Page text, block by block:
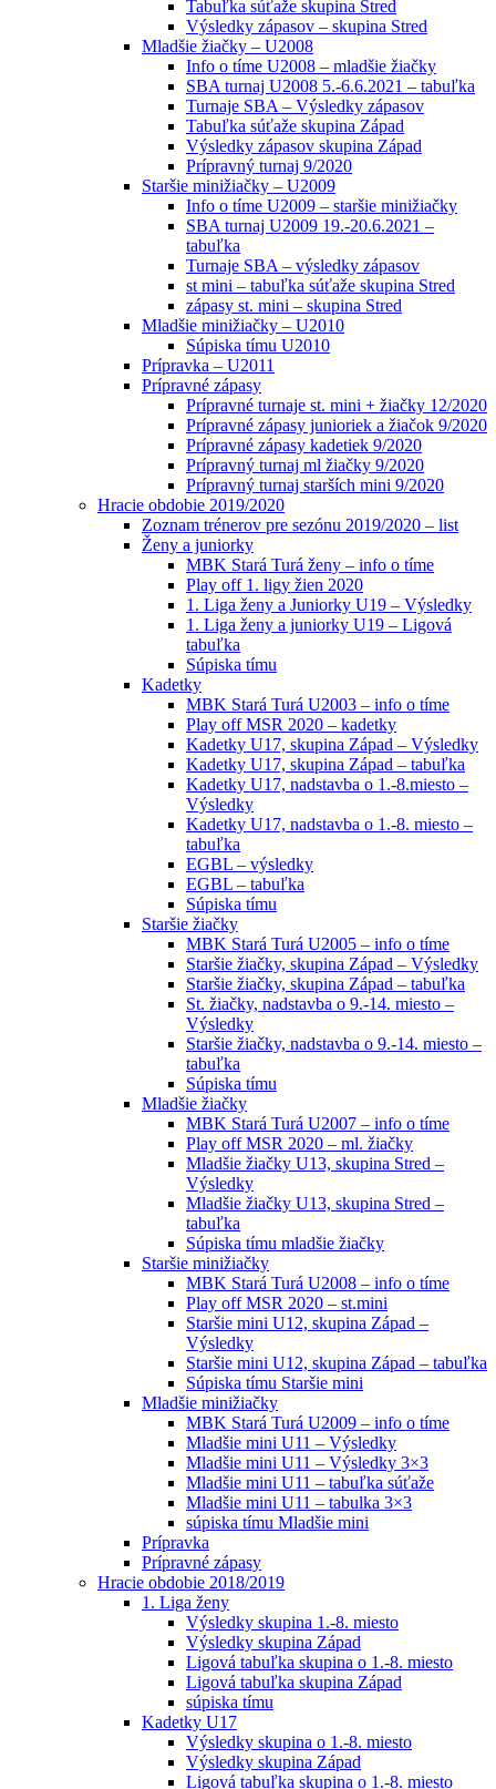
Tabuľka súťaže skupina Stred
Výsledky zápasov – skupina Stred
Mladšie žiačky – U2008
Info o tíme U2008 – mladšie žiačky
SBA turnaj U2008 5.-6.6.2021 – tabuľka
Turnaje SBA – Výsledky zápasov
Tabuľka súťaže skupina Západ
Výsledky zápasov skupina Západ
Prípravný turnaj 9/2020
Staršie minižiačky – U2009
Info o tíme U2009 – staršie minižiačky
SBA turnaj U2009 19.-20.6.2021 –
tabuľka
Turnaje SBA – výsledky zápasov
st mini – tabuľka súťaže skupina Stred
zápasy st. mini – skupina Stred
Mladšie minižiačky – U2010
Súpiska tímu U2010
Prípravka – U2011
Prípravné zápasy
Prípravné turnaje st. mini + žiačky 12/2020
Prípravné zápasy junioriek a žiačok 9/2020
Prípravné zápasy kadetiek 9/2020
Prípravný turnaj ml žiačky 9/2020
Prípravný turnaj starších mini 9/2020
Hracie obdobie 2019/2020
Zoznam trénerov pre sezónu 2019/2020 – list
Ženy a juniorky
MBK Stará Turá ženy – info o tíme
Play off 1. ligy žien 2020
1. Liga ženy a Juniorky U19 – Výsledky
1. Liga ženy a juniorky U19 – Ligová
tabuľka
Súpiska tímu
Kadetky
MBK Stará Turá U2003 – info o tíme
Play off MSR 2020 – kadetky
Kadetky U17, skupina Západ – Výsledky
Kadetky U17, skupina Západ – tabuľka
Kadetky U17, nadstavba o 1.-8.miesto –
Výsledky
Kadetky U17, nadstavba o 1.-8. miesto –
tabuľka
EGBL – výsledky
EGBL – tabuľka
Súpiska tímu
Staršie žiačky
MBK Stará Turá U2005 – info o tíme
Staršie žiačky, skupina Západ – Výsledky
Staršie žiačky, skupina Západ – tabuľka
St. žiačky, nadstavba o 9.-14. miesto –
Výsledky
Staršie žiačky, nadstavba o 9.-14. miesto –
tabuľka
Súpiska tímu
Mladšie žiačky
MBK Stará Turá U2007 – info o tíme
Play off MSR 2020 – ml. žiačky
Mladšie žiačky U13, skupina Stred –
Výsledky
Mladšie žiačky U13, skupina Stred –
tabuľka
Súpiska tímu mladšie žiačky
Staršie minižiačky
MBK Stará Turá U2008 – info o tíme
Play off MSR 2020 – st.mini
Staršie mini U12, skupina Západ –
Výsledky
Staršie mini U12, skupina Západ – tabuľka
Súpiska tímu Staršie mini
Mladšie minižiačky
MBK Stará Turá U2009 – info o tíme
Mladšie mini U11 – Výsledky
Mladšie mini U11 – Výsledky 3×3
Mladšie mini U11 – tabuľka súťaže
Mladšie mini U11 – tabulka 3×3
súpiska tímu Mladšie mini
Prípravka
Prípravné zápasy
Hracie obdobie 2018/2019
1. Liga ženy
Výsledky skupina 1.-8. miesto
Výsledky skupina Západ
Ligová tabuľka skupina o 1.-8. miesto
Ligová tabuľka skupina Západ
súpiska tímu
Kadetky U17
Výsledky skupina o 1.-8. miesto
Výsledky skupina Západ
Ligová tabuľka skupina o 1.-8. miesto